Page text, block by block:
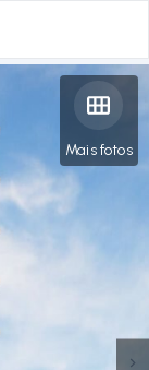
Mais fotos